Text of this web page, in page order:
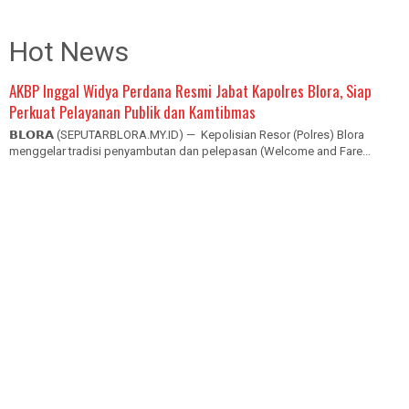
Hot News
AKBP Inggal Widya Perdana Resmi Jabat Kapolres Blora, Siap
Perkuat Pelayanan Publik dan Kamtibmas
𝗕𝗟𝗢𝗥𝗔 (SEPUTARBLORA.MY.ID) — Kepolisian Resor (Polres) Blora
menggelar tradisi penyambutan dan pelepasan (Welcome and Fare...